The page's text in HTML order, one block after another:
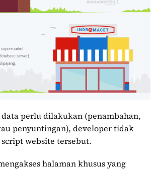
perlu dilakukan (penambahan,
penyuntingan), developer tidak
website tersebut.
halaman khusus yang